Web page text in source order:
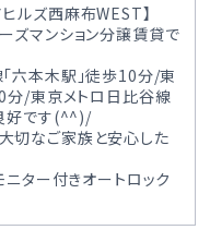
ルズ西麻布WEST】
ズマンション分譲賃貸で
六本木駅」徒歩10分/東
分/東京メトロ日比谷線
好です(^^)/
切なご家族と安心した
ニター付きオートロック